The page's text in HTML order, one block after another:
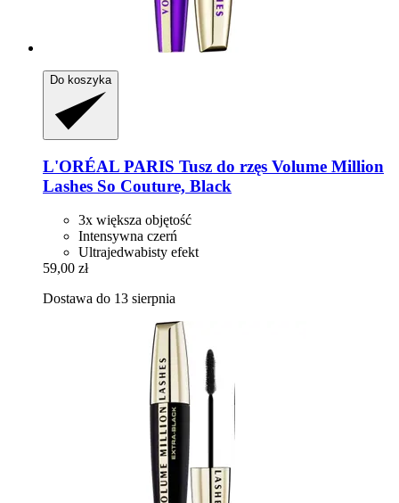
Do koszyka
L'ORÉAL PARIS Tusz do rzęs Volume Million
Lashes So Couture, Black
3x większa objętość
Intensywna czerń
Ultrajedwabisty efekt
59,00 zł
Dostawa do 13 sierpnia